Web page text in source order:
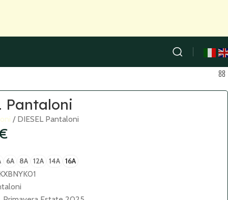
Pantaloni
DIESEL Pantaloni
6A 8A 12A 14A 16A